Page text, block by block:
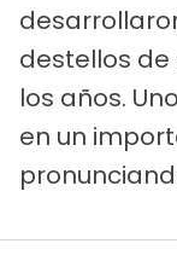
destellos
los años.
en un